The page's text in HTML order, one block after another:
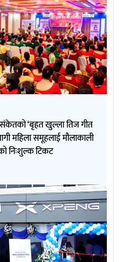
‘बृहत खुल्ला तिज गीत
महिला समूहलाई मौलाकाली
निःशुल्क टिकट